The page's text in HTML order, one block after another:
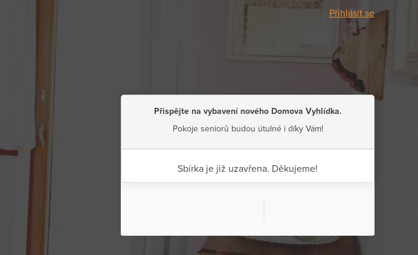
Přihlásit se
Přispějte na vybavení nového Domova Vyhlídka.
Pokoje seniorů budou útulné i díky Vám!
Sbírka je již uzavřena. Děkujeme!